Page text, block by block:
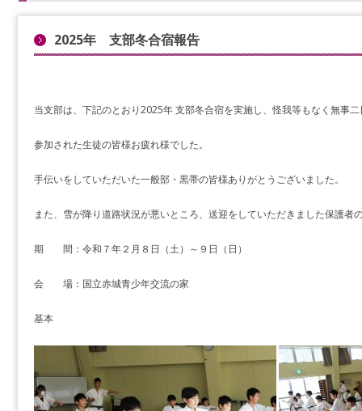
2025年 支部冬合宿報告
当支部は、下記のとおり2025年 支部冬合宿を実施し、怪我等もなく無事
参加された生徒の皆様お疲れ様でした。
手伝いをしていただいた一般部・黒帯の皆様ありがとうございました。
また、雪が降り道路状況が悪いところ、送迎をしていただきました保護者
期 間：令和７年２月８日（土）～９日（日）
会 場：国立赤城青少年交流の家
基本